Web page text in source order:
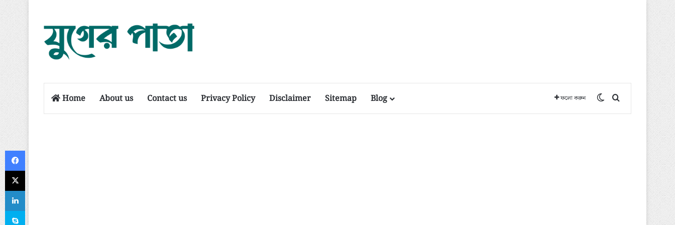
Home About us Contact us Privacy Policy Disclaimer Sitemap Blog ফলো করুন Switch skin
অনুসন্ধান করুন
Facebook
X
LinkedIn
Skype